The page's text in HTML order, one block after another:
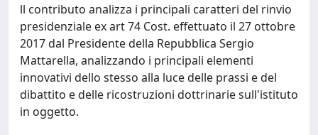
ll contributo analizza i principali caratteri del rinvio
presidenziale ex art 74 Cost. effettuato il 27 ottobre
2017 dal Presidente della Repubblica Sergio
Mattarella, analizzando i principali elementi
innovativi dello stesso alla luce delle prassi e del
dibattito e delle ricostruzioni dottrinarie sull'istituto
in oggetto.